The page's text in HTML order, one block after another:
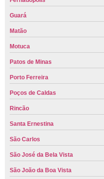
Guará
Matão
Motuca
Patos de Minas
Porto Ferreira
Poços de Caldas
Rincão
Santa Ernestina
São Carlos
São José da Bela Vista
São João da Boa Vista